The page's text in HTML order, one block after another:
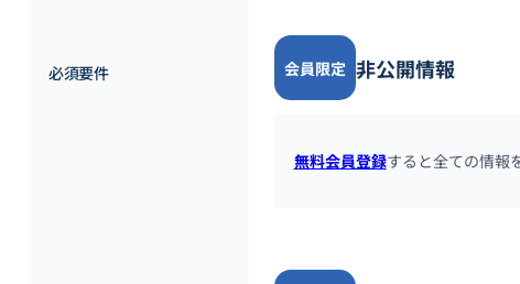
必須要件 会員限定 非公開情報
無料会員登録すると全ての情報